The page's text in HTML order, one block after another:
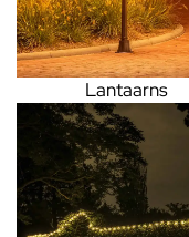
Lantaarns